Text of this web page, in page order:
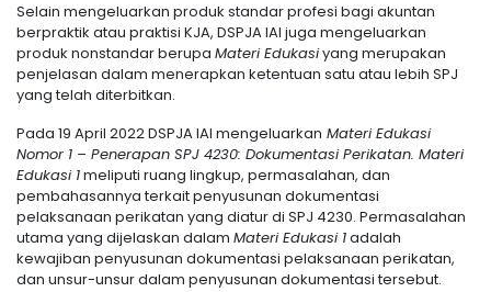
Selain mengeluarkan produk standar profesi bagi akuntan
berpraktik atau praktisi KJA, DSPJA IAI juga mengeluarkan
produk nonstandar berupa Materi Edukasiyang merupakan
penjelasan dalam menerapkan ketentuan satu atau lebih SPJ
yang telah diterbitkan.
Pada 19 April 2022 DSPJA IAI mengeluarkan Materi Edukasi
Nomor 1 – Penerapan SPJ 4230: Dokumentasi Perikatan. Materi
Edukasi 1meliputi ruang lingkup, permasalahan, dan
pembahasannya terkait penyusunan dokumentasi
pelaksanaan perikatan yang diatur di SPJ 4230. Permasalahan
utama yang dijelaskan dalam Materi Edukasi 1adalah
kewajiban penyusunan dokumentasi pelaksanaan perikatan,
dan unsur-unsur dalam penyusunan dokumentasi tersebut.